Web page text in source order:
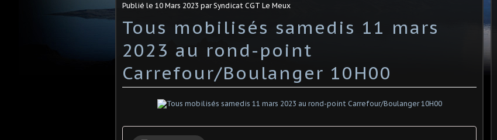
Publié le 10 Mars 2023 par Syndicat CGT Le Meux
Tous mobilisés samedis 11 mars
2023 au rond-point
Carrefour/Boulanger 10H00